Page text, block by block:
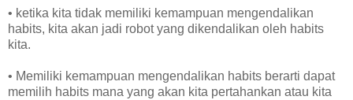
• ketika kita tidak memiliki kemampuan mengendalikan
habits, kita akan jadi robot yang dikendalikan oleh habits
kita.
• Memiliki kemampuan mengendalikan habits berarti dapat
memilih habits mana yang akan kita pertahankan atau kita